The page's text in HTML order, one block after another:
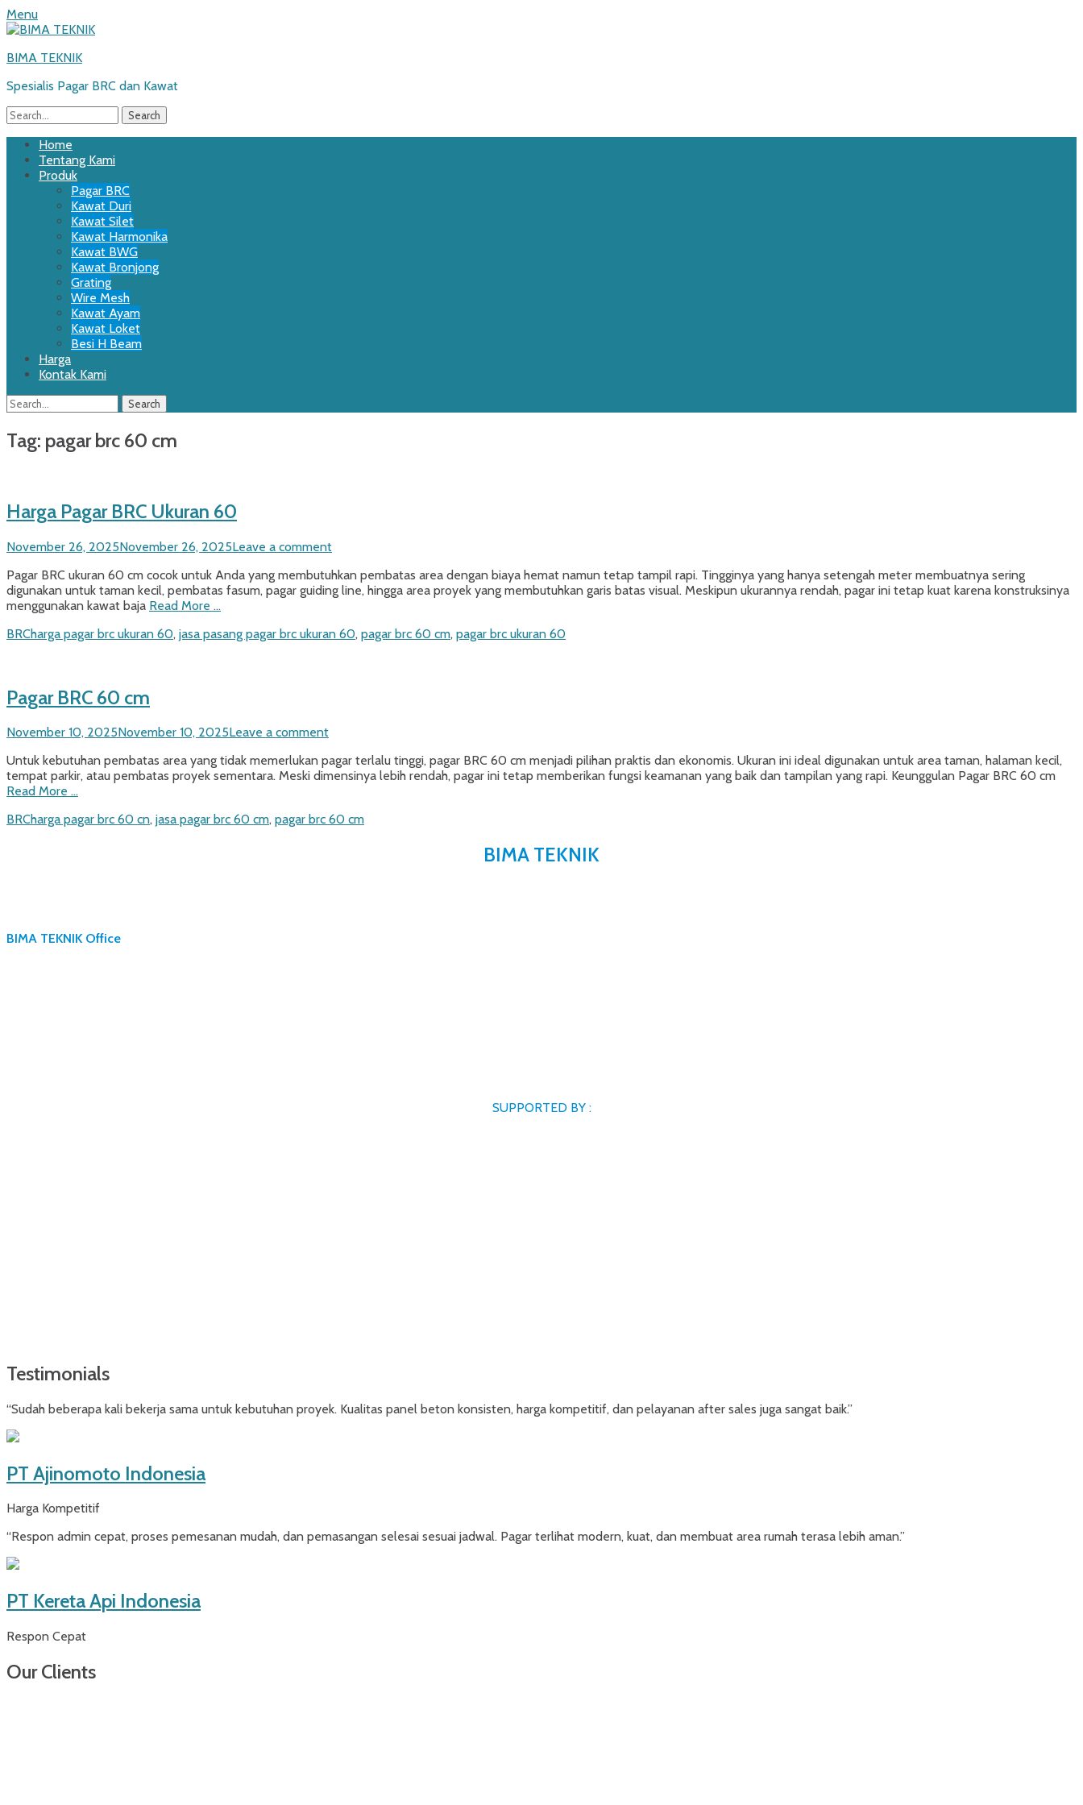
Menu
BIMA TEKNIK
Spesialis Pagar BRC dan Kawat
Search
for:
Primary
Menu
Skip
content
Home
Tentang Kami
Produk
Pagar BRC
Kawat Duri
Kawat Silet
Kawat Harmonika
Kawat BWG
Kawat Bronjong
Grating
Wire Mesh
Kawat Ayam
Kawat Loket
Besi H Beam
Harga
Kontak Kami
Search
Search
for:
Tag: pagar brc 60 cm
Harga Pagar BRC Ukuran 60
Posted
November 26, 2025November 26, 2025Leave a comment
Pagar BRC ukuran 60 cm cocok untuk Anda yang membutuhkan pembatas area dengan biaya hemat namun tetap tampil rapi. Tingginya yang hanya setengah meter membuatnya sering
digunakan untuk taman kecil, pembatas fasum, pagar guiding line, hingga area proyek yang membutuhkan garis batas visual. Meskipun ukurannya rendah, pagar ini tetap kuat karena konstruksinya
menggunakan kawat baja Read More …
Categories
BRCTags
harga pagar brc ukuran 60, jasa pasang pagar brc ukuran 60, pagar brc 60 cm, pagar brc ukuran 60
Pagar BRC 60 cm
Posted
November 10, 2025November 10, 2025Leave a comment
Untuk kebutuhan pembatas area yang tidak memerlukan pagar terlalu tinggi, pagar BRC 60 cm menjadi pilihan praktis dan ekonomis. Ukuran ini ideal digunakan untuk area taman, halaman kecil,
tempat parkir, atau pembatas proyek sementara. Meski dimensinya lebih rendah, pagar ini tetap memberikan fungsi keamanan yang baik dan tampilan yang rapi. Keunggulan Pagar BRC 60 cm
Read More …
Categories
BRCTags
harga pagar brc 60 cn, jasa pagar brc 60 cm, pagar brc 60 cm
BIMA TEKNIK
BIMA TEKNIK Office
SUPPORTED BY :
Testimonials
“Sudah beberapa kali bekerja sama untuk kebutuhan proyek. Kualitas panel beton konsisten, harga kompetitif, dan pelayanan after sales juga sangat baik.”
PT Ajinomoto Indonesia
Harga Kompetitif
“Respon admin cepat, proses pemesanan mudah, dan pemasangan selesai sesuai jadwal. Pagar terlihat modern, kuat, dan membuat area rumah terasa lebih aman.”
PT Kereta Api Indonesia
Respon Cepat
Our Clients